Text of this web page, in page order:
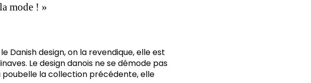
mode ! »
Danish design, on la revendique, elle est
Le design danois ne se démode pas
poubelle la collection précédente, elle